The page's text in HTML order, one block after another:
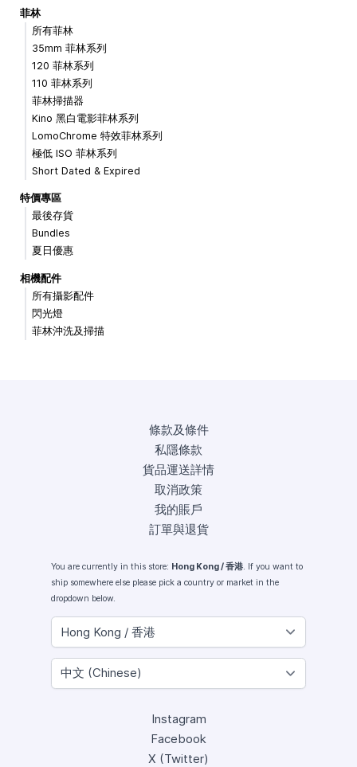
菲林
所有菲林
35mm 菲林系列
120 菲林系列
110 菲林系列
菲林掃描器
Kino 黑白電影菲林系列
LomoChrome 特效菲林系列
極低 ISO 菲林系列
Short Dated & Expired
特價專區
最後存貨
Bundles
夏日優惠
相機配件
所有攝影配件
閃光燈
菲林沖洗及掃描
條款及條件
私隱條款
貨品運送詳情
取消政策
我的賬戶
訂單與退貨
You are currently in this store: Hong Kong / 香港. If you want to
ship somewhere else please pick a country or market in the
dropdown below.
Instagram
Facebook
X (Twitter)